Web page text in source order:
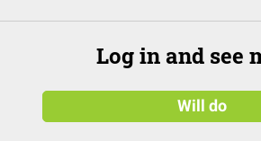
Log in and see
Will do